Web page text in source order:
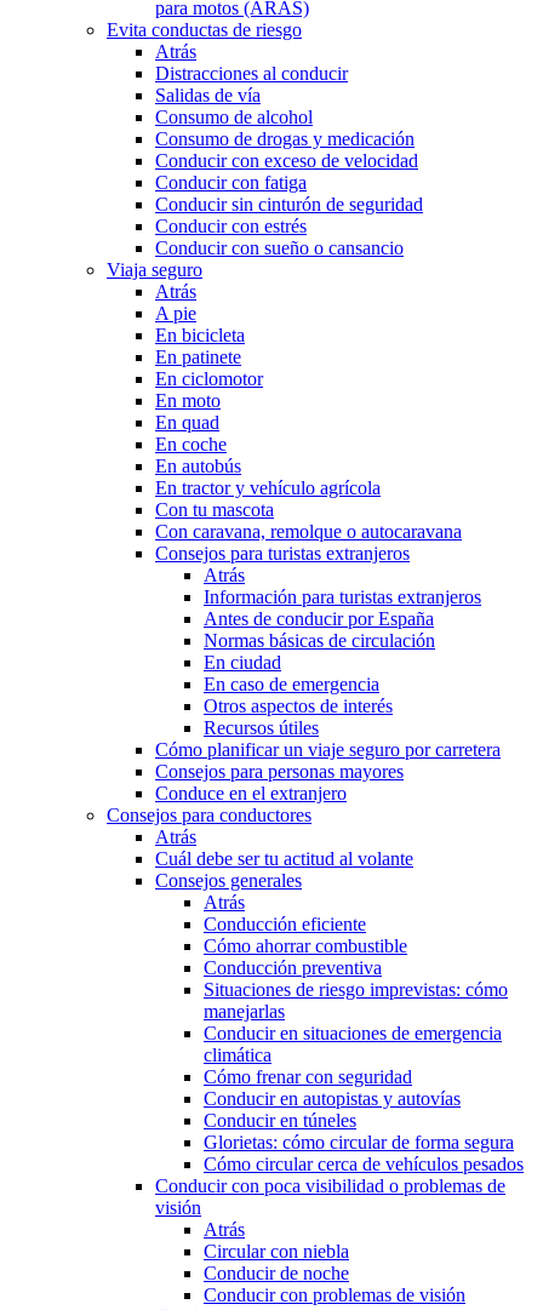
para motos (ARAS)
Evita conductas de riesgo
Atrás
Distracciones al conducir
Salidas de vía
Consumo de alcohol
Consumo de drogas y medicación
Conducir con exceso de velocidad
Conducir con fatiga
Conducir sin cinturón de seguridad
Conducir con estrés
Conducir con sueño o cansancio
Viaja seguro
Atrás
A pie
En bicicleta
En patinete
En ciclomotor
En moto
En quad
En coche
En autobús
En tractor y vehículo agrícola
Con tu mascota
Con caravana, remolque o autocaravana
Consejos para turistas extranjeros
Atrás
Información para turistas extranjeros
Antes de conducir por España
Normas básicas de circulación
En ciudad
En caso de emergencia
Otros aspectos de interés
Recursos útiles
Cómo planificar un viaje seguro por carretera
Consejos para personas mayores
Conduce en el extranjero
Consejos para conductores
Atrás
Cuál debe ser tu actitud al volante
Consejos generales
Atrás
Conducción eficiente
Cómo ahorrar combustible
Conducción preventiva
Situaciones de riesgo imprevistas: cómo
manejarlas
Conducir en situaciones de emergencia
climática
Cómo frenar con seguridad
Conducir en autopistas y autovías
Conducir en túneles
Glorietas: cómo circular de forma segura
Cómo circular cerca de vehículos pesados
Conducir con poca visibilidad o problemas de
visión
Atrás
Circular con niebla
Conducir de noche
Conducir con problemas de visión